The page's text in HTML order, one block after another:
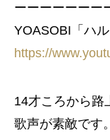
ーーーーーーー
YOASOBI「ハ
https://
14才ころから路
歌声が素敵です。